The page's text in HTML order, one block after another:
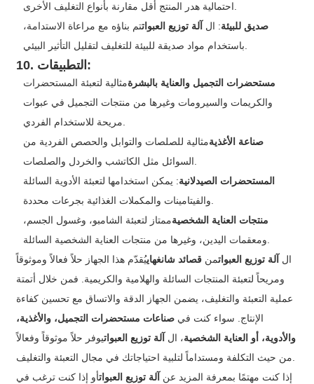
احتمالية هدر المنتج أقل مقارنة بأنواع التغليف الأخرى.
صديق للبيئة: ال آلة توزيع العبواتتم بناؤه مع مراعاة الاستدامة،
باستخدام مواد صديقة للبيئة للتغليف لتقليل التأثير البيئي.
10. التطبيقات:
مستحضرات التجميل والعناية بالبشرةمثالية لتعبئة المستحضرات
والكريمات والسيرومات وغيرها من منتجات التجميل في عبوات
مريحة للاستخدام الفردي.
صناعة الأغذيةمثالية للصلصات والتوابل والحصص الفردية من
السوائل مثل الكاتشب والخردل والصلصات.
المستحضرات الصيدلانية: يمكن استخدامها لتعبئة الأدوية السائلة
والفيتامينات والمكملات الغذائية بجرعات محددة.
منتجات العناية الشخصيةممتاز لتعبئة الشامبو، وغسول الجسم،
ومعقمات اليدين، وغيرها من منتجات العناية الشخصية السائلة.
ال آلة توزيع العبواتمنقصائد شانغهاييُقدّم هذا الجهاز حلاً فعالاً وموثوقاً
ومريحاً لتعبئة المنتجات السائلة والهلامية والكريمية. فمن خلال أتمتة
عملية التعبئة والتغليف، يضمن الجهاز الدقة والاتساق مع تحسين كفاءة
الإنتاج. سواء كنت فيصناعات مستحضرات التجميل، والأغذية،
والأدوية، أو العناية الشخصية، ال آلة توزيع العبواتيوفر حلاً موثوقاً وفعالاً
من حيث التكلفة ومستداماً لتلبية احتياجاتك في مجال التعبئة والتغليف.
إذا كنت مهتمًا بمعرفة المزيد عن آلة توزيع العبواتأو إذا كنت ترغب في